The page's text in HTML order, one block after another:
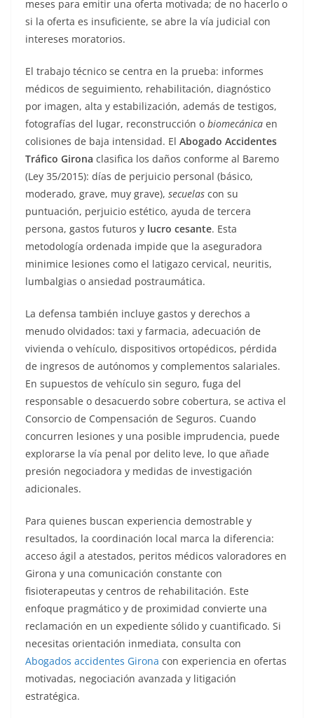
meses para emitir una oferta motivada; de no hacerlo o
si la oferta es insuficiente, se abre la vía judicial con
intereses moratorios.
El trabajo técnico se centra en la prueba: informes
médicos de seguimiento, rehabilitación, diagnóstico
por imagen, alta y estabilización, además de testigos,
fotografías del lugar, reconstrucción o biomecánica en
colisiones de baja intensidad. El Abogado Accidentes
Tráfico Girona clasifica los daños conforme al Baremo
(Ley 35/2015): días de perjuicio personal (básico,
moderado, grave, muy grave), secuelas con su
puntuación, perjuicio estético, ayuda de tercera
persona, gastos futuros y lucro cesante. Esta
metodología ordenada impide que la aseguradora
minimice lesiones como el latigazo cervical, neuritis,
lumbalgias o ansiedad postraumática.
La defensa también incluye gastos y derechos a
menudo olvidados: taxi y farmacia, adecuación de
vivienda o vehículo, dispositivos ortopédicos, pérdida
de ingresos de autónomos y complementos salariales.
En supuestos de vehículo sin seguro, fuga del
responsable o desacuerdo sobre cobertura, se activa el
Consorcio de Compensación de Seguros. Cuando
concurren lesiones y una posible imprudencia, puede
explorarse la vía penal por delito leve, lo que añade
presión negociadora y medidas de investigación
adicionales.
Para quienes buscan experiencia demostrable y
resultados, la coordinación local marca la diferencia:
acceso ágil a atestados, peritos médicos valoradores en
Girona y una comunicación constante con
fisioterapeutas y centros de rehabilitación. Este
enfoque pragmático y de proximidad convierte una
reclamación en un expediente sólido y cuantificado. Si
necesitas orientación inmediata, consulta con
Abogados accidentes Girona con experiencia en ofertas
motivadas, negociación avanzada y litigación
estratégica.